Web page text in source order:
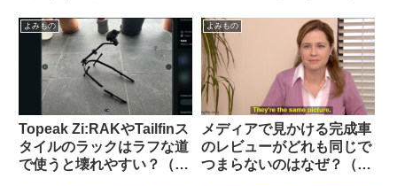
ください（海外掲示板か
ら）
よみもの
Topeak Zi:RAKやTailfinス
タイルのラックはラフな道
で使うと壊れやすい？（海
よみもの
メディアで見かける完成車
のレビューがどれも同じで
つまらないのはなぜ？（海